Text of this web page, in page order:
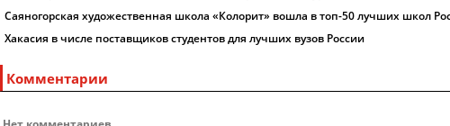
Саяногорская художественная школа «Колорит» вошла в топ-50 лучших школ
Хакасия в числе поставщиков студентов для лучших вузов России
Комментарии